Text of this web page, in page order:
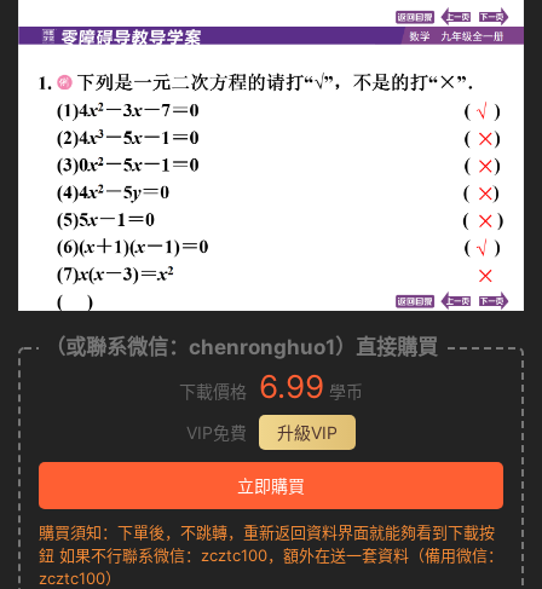
（或聯系微信：chenronghuo1）直接購買
下載價格 6.99 學币
VIP免費
升級VIP
立即購買
購買須知：下單後，不跳轉，重新返回資料界面就能夠看到下載按
鈕 如果不行聯系微信：zcztc100，額外在送一套資料（備用微信：
zcztc100）